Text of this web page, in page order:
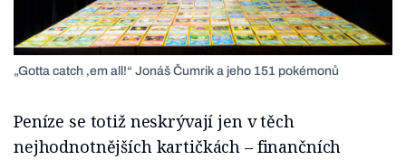
„Gotta catch ‚em all!“ Jonáš Čumrik a jeho 151 pokémonů
Peníze se totiž neskrývají jen v těch
nejhodnotnějších kartičkách – finančních